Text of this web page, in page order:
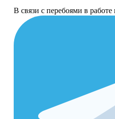
В связи с перебоями в